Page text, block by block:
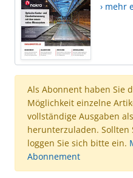
› mehr
Als Abonnent haben Sie
Möglichkeit einzelne
vollständige Ausgaben
herunterzuladen. Sollten
loggen Sie sich bitte ein.
Abonnement